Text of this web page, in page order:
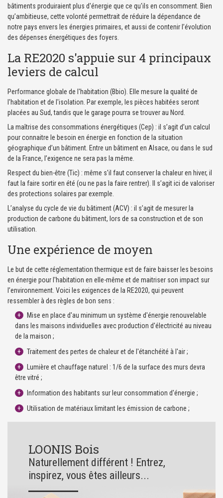
bâtiments produiraient plus d'énergie que ce qu'ils en consomment. Bien
qu’ambitieuse, cette volonté permettrait de réduire la dépendance de
notre pays envers les énergies primaires, et aussi de contenir l’évolution
des dépenses énergétiques des foyers.
La RE2020 s'appuie sur 4 principaux
leviers de calcul
Performance globale de l'habitation (Bbio). Elle mesure la qualité de
l'habitation et de l'isolation. Par exemple, les pièces habitées seront
placées au Sud, tandis que le garage pourra se trouver au Nord.
La maîtrise des consommations énergétiques (Cep) : il s’agit d’un calcul
pour connaitre le besoin en énergie en fonction de la situation
géographique d’un bâtiment. Entre un bâtiment en Alsace, ou dans le sud
de la France, l’exigence ne sera pas la même.
Respect du bien-être (Tic) : même s'il faut conserver la chaleur en hiver, il
faut la faire sortir en été (ou ne pas la faire rentrer). Il s’agit ici de valoriser
des protections solaires par exemple.
L’analyse du cycle de vie du bâtiment (ACV) : il s’agit de mesurer la
production de carbone du bâtiment, lors de sa construction et de son
utilisation.
Une expérience de moyen
Le but de cette réglementation thermique est de faire baisser les besoins
en énergie pour l'habitation en elle-même et de maitriser son impact sur
l’environnement. Voici les exigences de la RE2020, qui peuvent
ressembler à des règles de bon sens :
Mise en place d'au minimum un système d'énergie renouvelable
dans les maisons individuelles avec production d'électricité au niveau
de la maison ;
Traitement des pertes de chaleur et de l'étanchéité à l'air ;
Lumière et chauffage naturel : 1/6 de la surface des murs devra
être vitré ;
Information des habitants sur leur consommation d'énergie ;
Utilisation de matériaux limitant les émission de carbone ;
LOONIS Bois
Naturellement différent ! Entrez,
inspirez, vous êtes ailleurs...